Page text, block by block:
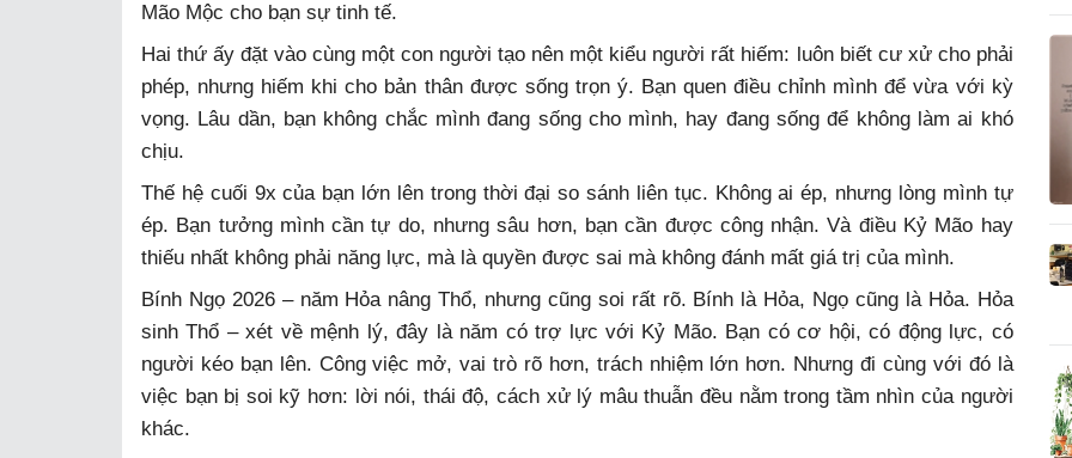
Mão Mộc cho bạn sự tinh tế.
Hai thứ ấy đặt vào cùng một con người tạo nên một kiểu người rất hiếm: luôn biết cư xử cho phải
phép, nhưng hiếm khi cho bản thân được sống trọn ý. Bạn quen điều chỉnh mình để vừa với kỳ
vọng. Lâu dần, bạn không chắc mình đang sống cho mình, hay đang sống để không làm ai khó
chịu.
Thế hệ cuối 9x của bạn lớn lên trong thời đại so sánh liên tục. Không ai ép, nhưng lòng mình tự
ép. Bạn tưởng mình cần tự do, nhưng sâu hơn, bạn cần được công nhận. Và điều Kỷ Mão hay
thiếu nhất không phải năng lực, mà là quyền được sai mà không đánh mất giá trị của mình.
Bính Ngọ 2026 – năm Hỏa nâng Thổ, nhưng cũng soi rất rõ. Bính là Hỏa, Ngọ cũng là Hỏa. Hỏa
sinh Thổ – xét về mệnh lý, đây là năm có trợ lực với Kỷ Mão. Bạn có cơ hội, có động lực, có
người kéo bạn lên. Công việc mở, vai trò rõ hơn, trách nhiệm lớn hơn. Nhưng đi cùng với đó là
việc bạn bị soi kỹ hơn: lời nói, thái độ, cách xử lý mâu thuẫn đều nằm trong tầm nhìn của người
khác.